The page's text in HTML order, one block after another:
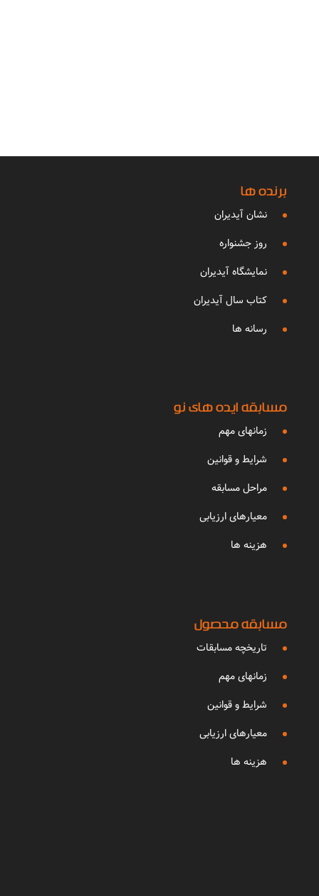
برنده ها
نشان آیدیران
روز جشنواره
نمایشگاه آیدیران
کتاب سال آیدیران
رسانه ها
مسابقه ایده های نو
زمانهای مهم
شرایط و قوانین
مراحل مسابقه
معیارهای ارزیابی
هزینه ها
مسابقه محصول
تاریخچه مسابقات
زمانهای مهم
شرایط و قوانین
معیارهای ارزیابی
هزینه ها